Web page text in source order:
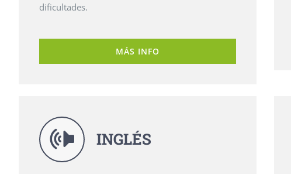
dificultades.
MÁS INFO
INGLÉS